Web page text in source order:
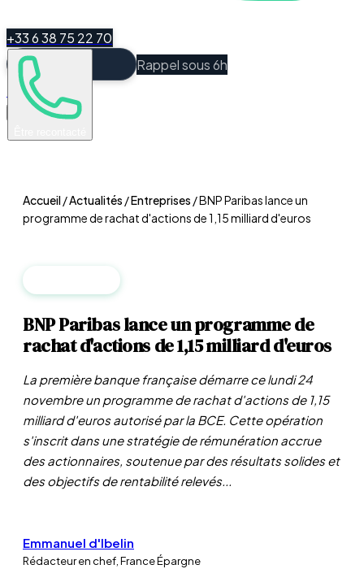
+33 6 38 75 22 70
Rappel sous 6h
Espace Client
Accueil/Actualités /Entreprises /BNP Paribas lance un
programme de rachat d'actions de 1,15 milliard d'euros
BNP Paribas lance un programme de
rachat d'actions de 1,15 milliard d'euros
La première banque française démarre ce lundi 24
novembre un programme de rachat d'actions de 1,15
milliard d'euros autorisé par la BCE. Cette opération
s'inscrit dans une stratégie de rémunération accrue
des actionnaires, soutenue par des résultats solides et
des objectifs de rentabilité relevés...
Emmanuel d'Ibelin
Rédacteur en chef, France Épargne